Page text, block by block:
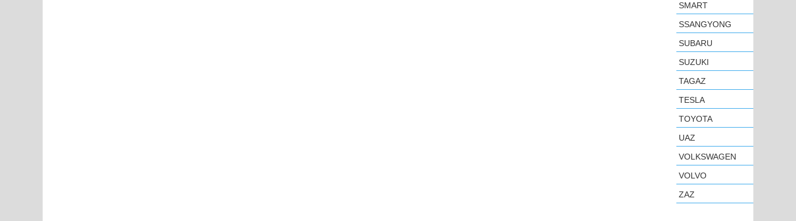
SMART
SSANGYONG
SUBARU
SUZUKI
TAGAZ
TESLA
TOYOTA
UAZ
VOLKSWAGEN
VOLVO
ZAZ